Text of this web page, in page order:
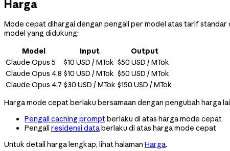
Harga
Mode cepat dihargai dengan pengali per model atas tarif
model yang didukung:
Model
Input
Output
Claude Opus 5
$10 USD / MTok $50 USD / MTok
Claude Opus 4.8 $10 USD / MTok $50 USD / MTok
Claude Opus 4.7 $30 USD / MTok $150 USD / MTok
Harga mode cepat berlaku bersamaan dengan pengubah harga
Pengali caching promptberlaku di atas harga mode cepat
Pengali residensi databerlaku di atas harga mode cepat
Untuk detail harga lengkap, lihat halaman Harga.